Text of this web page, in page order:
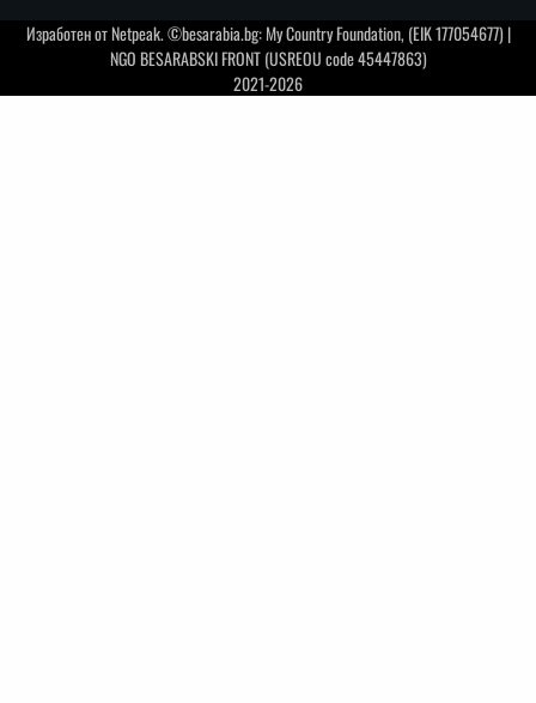
Изработен отNetpeak. ©besarabia.bg: My Country Foundation, (EIK 177054677) |
NGO BESARABSKI FRONT (USREOU code 45447863)
2021-2026